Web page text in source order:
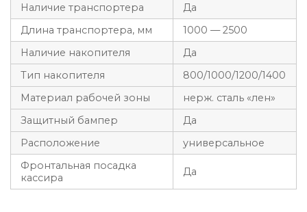
Наличие транспортера
Да
Длина транспортера, мм
1000 — 2500
Наличие накопителя
Да
Тип накопителя
800/1000/1200/1400
Материал рабочей зоны
нерж. сталь «лен»
Защитный бампер
Да
Расположение
универсальное
Фронтальная посадка
кассира
Да